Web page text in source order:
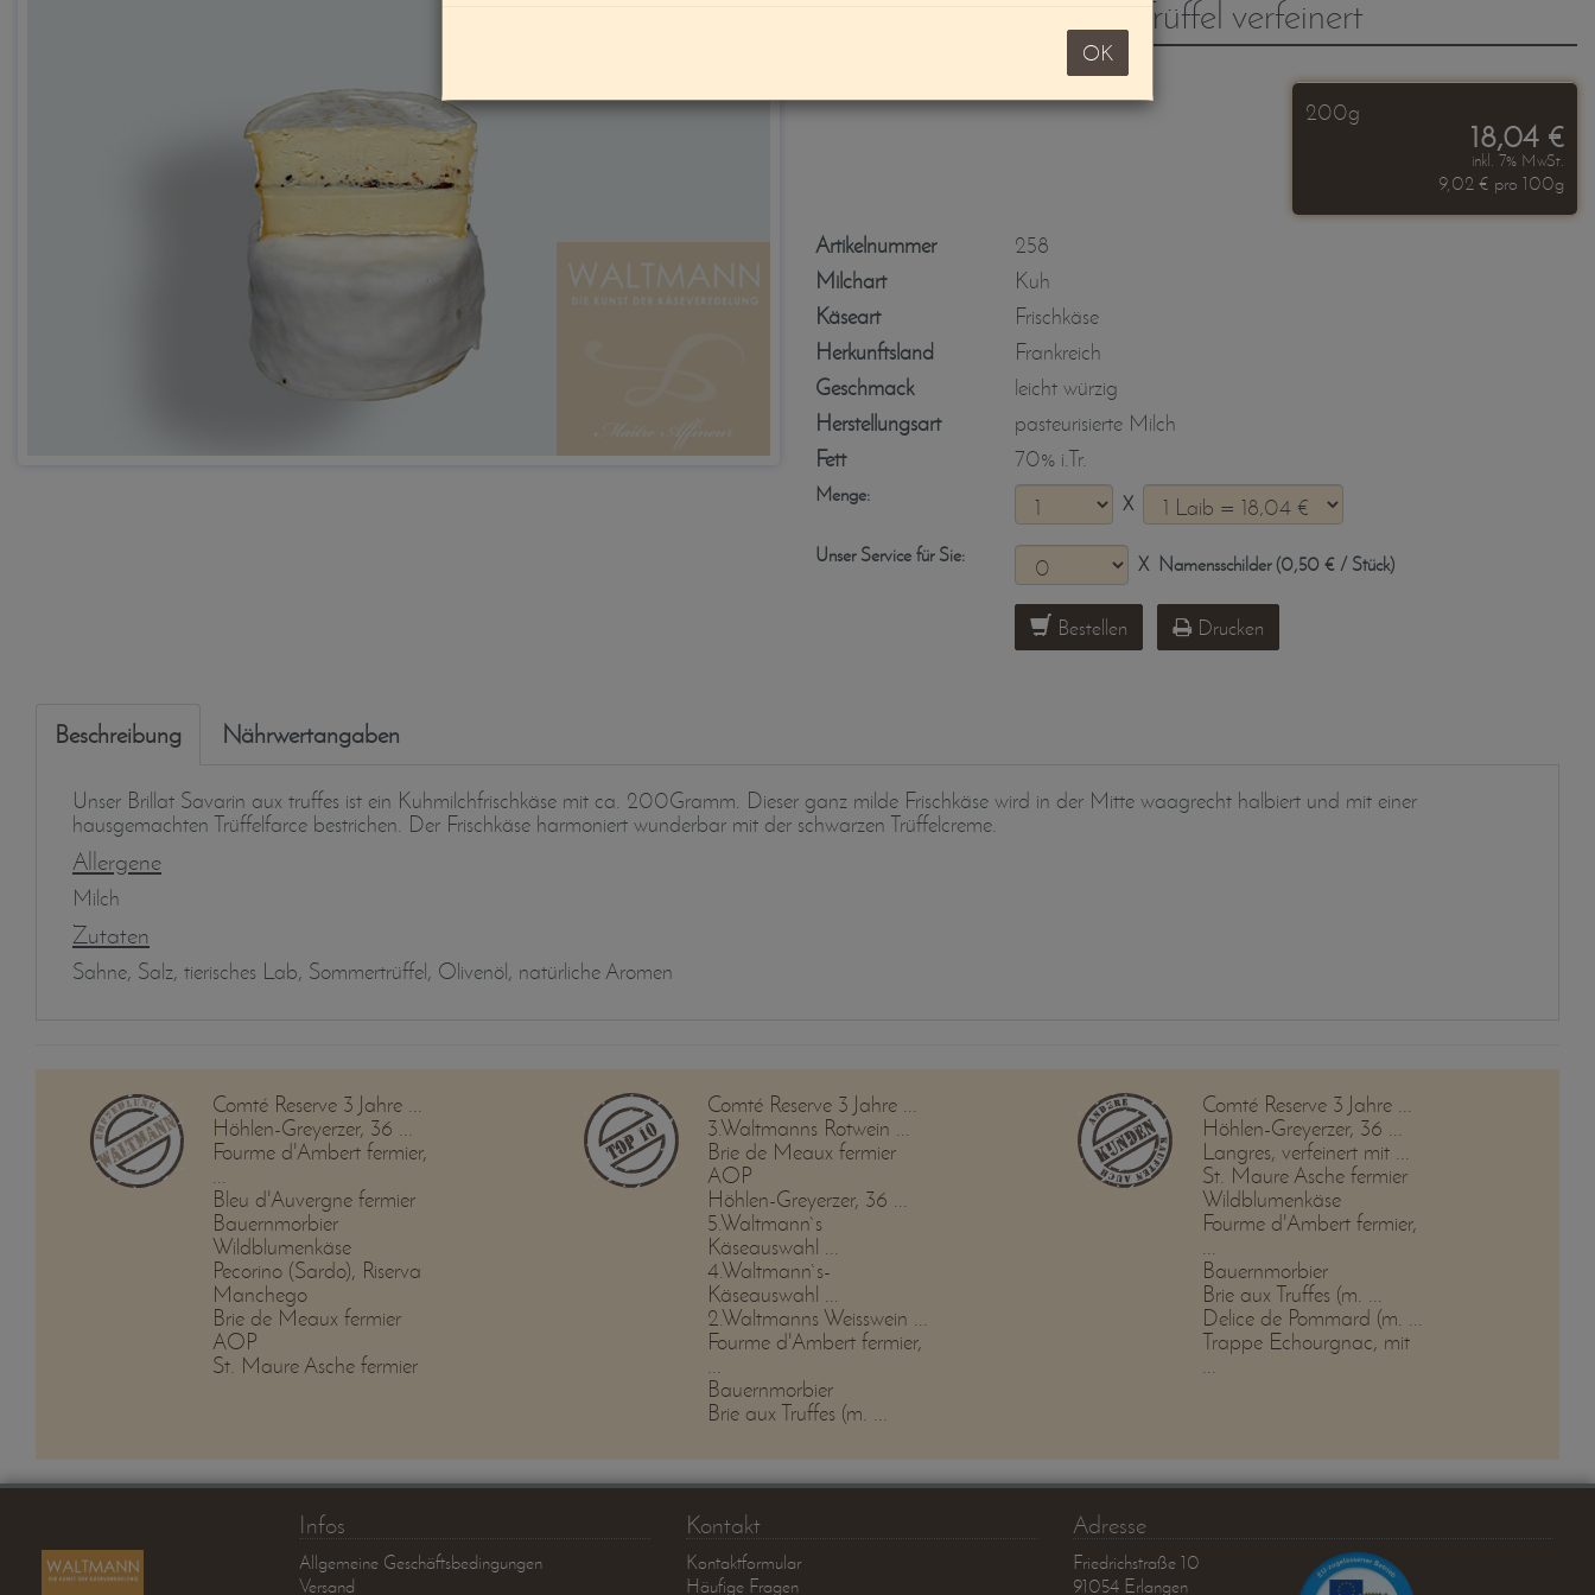
OK
Brillat mit schwarzem Trüffel verfeinert
200g
18,04 €
inkl. 7% MwSt.
9,02 € pro 100g
Artikelnummer
258
Milchart
Kuh
Käseart
Frischkäse
Herkunftsland
Frankreich
Geschmack
leicht würzig
Herstellungsart
pasteurisierte Milch
Fett
70% i.Tr.
Menge: X
Unser Service für Sie: X Namensschilder (0,50 € / Stück)
Bestellen Drucken
Beschreibung Nährwertangaben
Unser Brillat Savarin aux truffes ist ein Kuhmilchfrischkäse mit ca. 200Gramm. Dieser ganz milde Frischkäse wird in der Mitte waagrecht halbiert und mit einer
hausgemachten Trüffelfarce bestrichen. Der Frischkäse harmoniert wunderbar mit der schwarzen Trüffelcreme.
Allergene
Milch
Zutaten
Sahne, Salz, tierisches Lab, Sommertrüffel, Olivenöl, natürliche Aromen
Comté Reserve 3 Jahre ...
Höhlen-Greyerzer, 36 ...
Fourme d'Ambert fermier,
Bleu d'Auvergne fermier
Bauernmorbier
Wildblumenkäse
Pecorino (Sardo), Riserva
Manchego
Brie de Meaux fermier
AOP
St. Maure Asche fermier
Comté Reserve 3 Jahre ...
3.Waltmanns Rotwein ...
Brie de Meaux fermier
AOP
Höhlen-Greyerzer, 36 ...
5.Waltmann`s
Käseauswahl ...
4.Waltmann`s-
Käseauswahl ...
2.Waltmanns Weisswein ...
Fourme d'Ambert fermier,
Bauernmorbier
Brie aux Truffes (m. ...
Comté Reserve 3 Jahre ...
Höhlen-Greyerzer, 36 ...
Langres, verfeinert mit ...
St. Maure Asche fermier
Wildblumenkäse
Fourme d'Ambert fermier,
Bauernmorbier
Brie aux Truffes (m. ...
Delice de Pommard (m. ...
Trappe Echourgnac, mit
Infos
Allgemeine Geschäftsbedingungen
Versand
Kontakt
Kontaktformular
Häufige Fragen
Adresse
Friedrichstraße 10
91054 Erlangen